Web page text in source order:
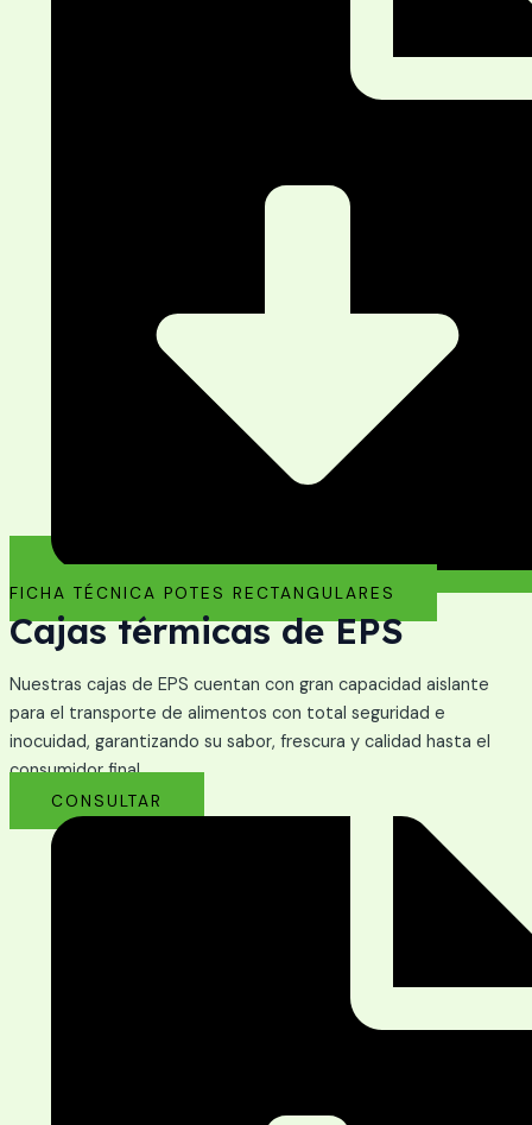
FICHA TÉCNICA POTES RECTANGULARES
Cajas térmicas de EPS
Nuestras cajas de EPS cuentan con gran capacidad aislante
para el transporte de alimentos con total seguridad e
inocuidad, garantizando su sabor, frescura y calidad hasta el
consumidor final.
CONSULTAR